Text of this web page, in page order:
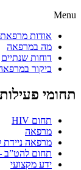
Menu
אודות מרפאת
מה במרפאה
דוחות שנתיים
ביקור
תחומי פעילות
תחום HIV
מרפאה
מרפאה ניידת
תחום להט”ב
ידע מקצועי